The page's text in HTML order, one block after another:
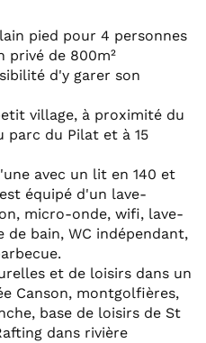
pied pour 4 personnes
privé de 800m²
d'y garer son
village, à proximité du
parc du Pilat et à 15
avec un lit en 140 et
équipé d'un lave-
micro-onde, wifi, lave-
de bain, WC indépendant,
et de loisirs dans un
Canson, montgolfières,
base de loisirs de St
dans rivière